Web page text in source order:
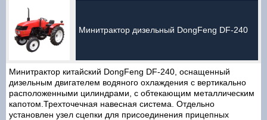
Минитрактор дизельный DongFeng DF-240
Минитрактор китайский DongFeng DF-240, оснащенный
дизельным двигателем водяного охлаждения с вертикально
расположенными цилиндрами, с обтекающим металлическим
капотом.Трехточечная навесная система. Отдельно
установлен узел сцепки для присоединения прицепных